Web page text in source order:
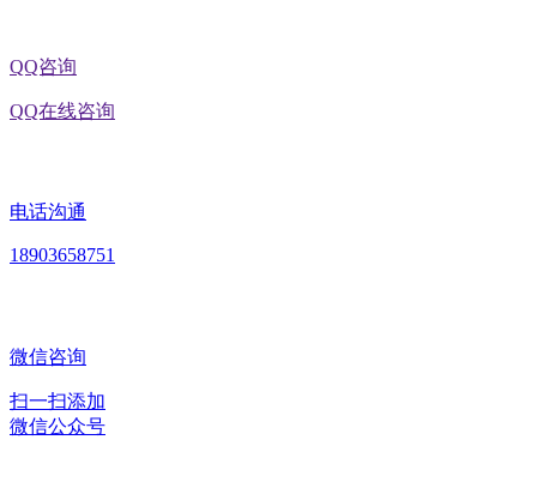
QQ咨询
QQ在线咨询
电话沟通
18903658751
微信咨询
扫一扫添加
微信公众号